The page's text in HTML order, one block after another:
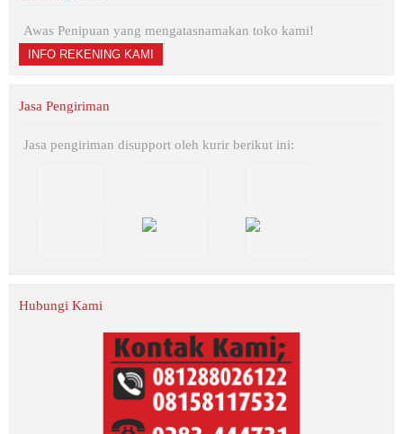
Awas Penipuan yang mengatasnamakan toko kami!
INFO REKENING KAMI
Jasa Pengiriman
Jasa pengiriman disupport oleh kurir berikut ini:
Hubungi Kami